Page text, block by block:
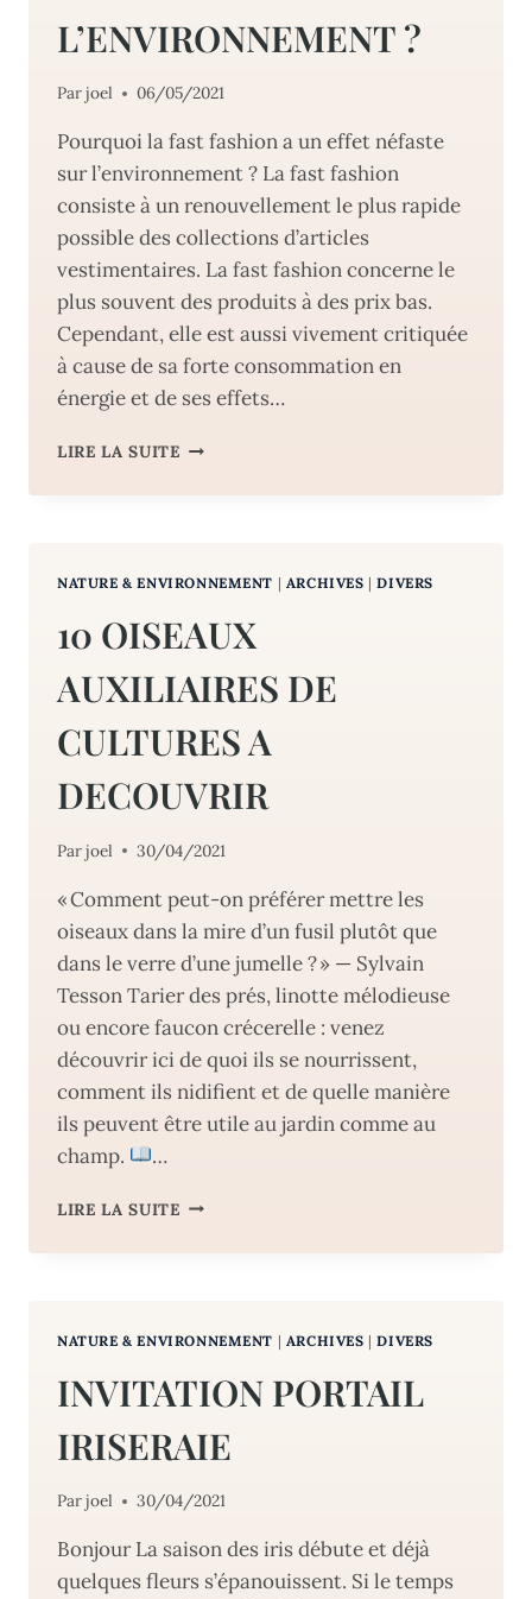
L’ENVIRONNEMENT ?
Parjoel 06/05/2021
Pourquoi la fast fashion a un effet néfaste
sur l’environnement ? La fast fashion
consiste à un renouvellement le plus rapide
possible des collections d’articles
vestimentaires. La fast fashion concerne le
plus souvent des produits à des prix bas.
Cependant, elle est aussi vivement critiquée
à cause de sa forte consommation en
énergie et de ses effets…
LIRE LA SUITEPOURQUOI
FAST
EFFET
NEFASTE
SUR
?
NATURE & ENVIRONNEMENT | ARCHIVES |DIVERS
10 OISEAUX
AUXILIAIRES DE
CULTURES A
DECOUVRIR
Parjoel 30/04/2021
« Comment peut-on préférer mettre les
oiseaux dans la mire d’un fusil plutôt que
dans le verre d’une jumelle ? » — Sylvain
Tesson Tarier des prés, linotte mélodieuse
ou encore faucon crécerelle : venez
découvrir ici de quoi ils se nourrissent,
comment ils nidifient et de quelle manière
ils peuvent être utile au jardin comme au
champ.
…
LIRE LA SUITE10
AUXILIAIRES
DECOUVRIR
NATURE & ENVIRONNEMENT | ARCHIVES |DIVERS
INVITATION PORTAIL
IRISERAIE
Parjoel 30/04/2021
Bonjour La saison des iris débute et déjà
quelques fleurs s’épanouissent. Si le temps